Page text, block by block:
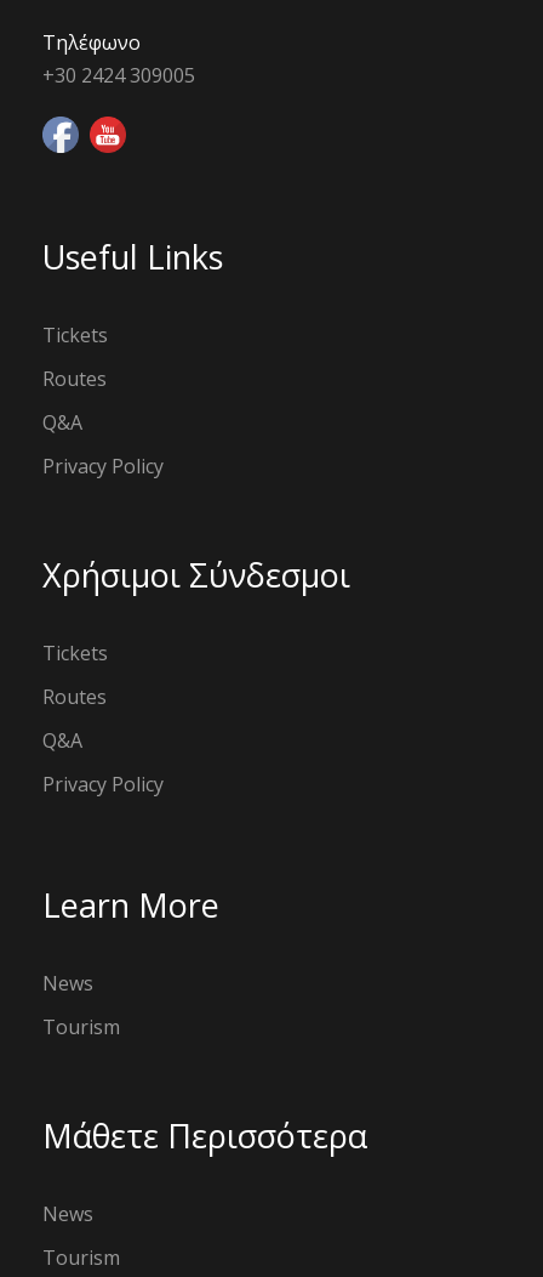
Τηλέφωνο
+30 2424 309005
Useful Links
Tickets
Routes
Q&A
Privacy Policy
Χρήσιμοι Σύνδεσμοι
Tickets
Routes
Q&A
Privacy Policy
Learn More
News
Tourism
Μάθετε Περισσότερα
News
Tourism